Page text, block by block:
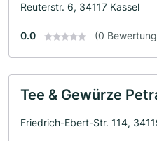
Reuterstr. 6, 34117 Kassel
0.0 (0
Tee & Gewürze
Friedrich-Ebert-Str. 114,